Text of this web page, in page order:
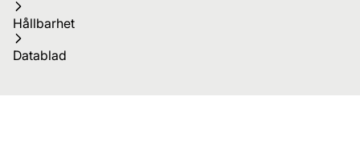
Hållbarhet
Datablad